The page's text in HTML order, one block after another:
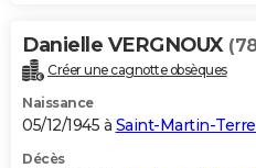
Danielle VERGNOUX
Créer une cagnotte obsèques
Naissance
05/12/1945 à Saint-Martin-
Décès